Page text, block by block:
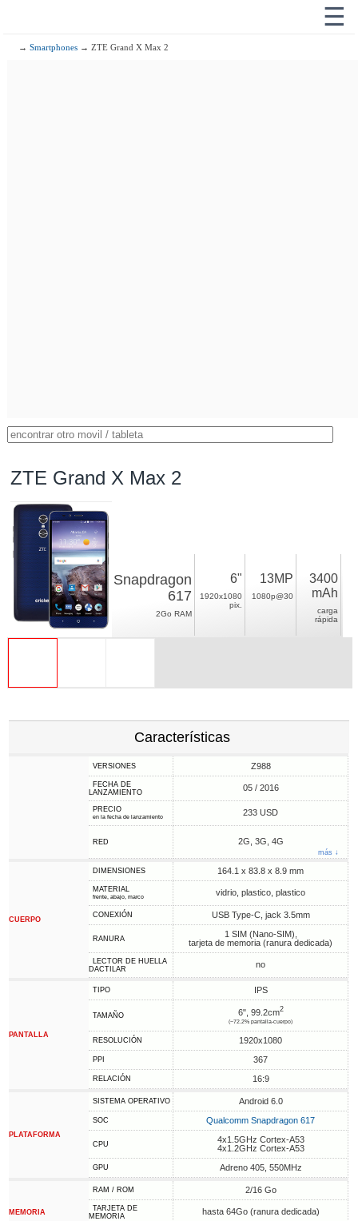
☰
→Smartphones → ZTE Grand X Max 2
ZTE Grand X Max 2
Snapdragon
617
2Go RAM
6"
1920x1080
pix.
13MP
1080p@30
3400
mAh
carga
rápida
Características
VERSIONES Z988
FECHA DE
LANZAMIENTO
05 / 2016
PRECIO
en la fecha de lanzamiento 233 USD
RED 2G, 3G, 4G
más ↓
CUERPO
DIMENSIONES 164.1 x 83.8 x 8.9 mm
MATERIAL
frente, abajo, marco vidrio, plastico, plastico
CONEXIÓN USB Type-C, jack 3.5mm
RANURA
1 SIM (Nano-SIM),
tarjeta de memoria (ranura dedicada)
LECTOR DE HUELLA
DACTILAR
no
PANTALLA
TIPO IPS
TAMAÑO 6", 99.2cm2
(~72.2% pantalla-cuerpo)
RESOLUCIÓN 1920x1080
PPI 367
RELACIÓN 16:9
PLATAFORMA
SISTEMA OPERATIVO Android 6.0
SOC Qualcomm Snapdragon 617
CPU
4x1.5GHz Cortex-A53
4x1.2GHz Cortex-A53
GPU Adreno 405, 550MHz
MEMORIA
RAM / ROM 2/16 Go
TARJETA DE
MEMORIA
hasta 64Go (ranura dedicada)